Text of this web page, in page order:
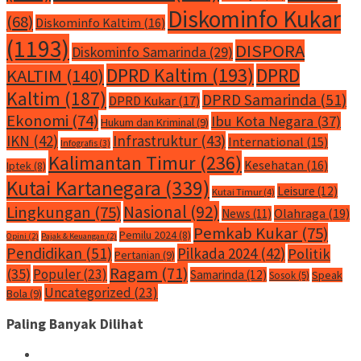
(68) Diskominfo Kaltim (16) Diskominfo Kukar
(1193) Diskominfo Samarinda (29) DISPORA
KALTIM (140) DPRD Kaltim (193) DPRD
Kaltim (187) DPRD Kukar (17) DPRD Samarinda (51)
Ekonomi (74) Hukum dan Kriminal(9) Ibu Kota Negara (37)
IKN (42) Infografis (3) Infrastruktur (43) International (15)
Iptek(8) Kalimantan Timur (236) Kesehatan (16)
Kutai Kartanegara (339) Kutai Timur (4) Leisure (12)
Lingkungan (75) Nasional (92) News (11) Olahraga (19)
Opini (2) Pajak & Keuangan (2) Pemilu 2024(8) Pemkab Kukar (75)
Pendidikan (51) Pertanian (9) Pilkada 2024(42) Politik
(35) Populer(23) Ragam (71) Samarinda (12) Sosok(5) Speak
Bola (9) Uncategorized (23)
Paling Banyak Dilihat